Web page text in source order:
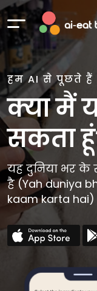
हम AI से पूछते हैं
क्या मैं
सकता
यह दुनिया भर के
है (Yah duniya
kaam karta hai)